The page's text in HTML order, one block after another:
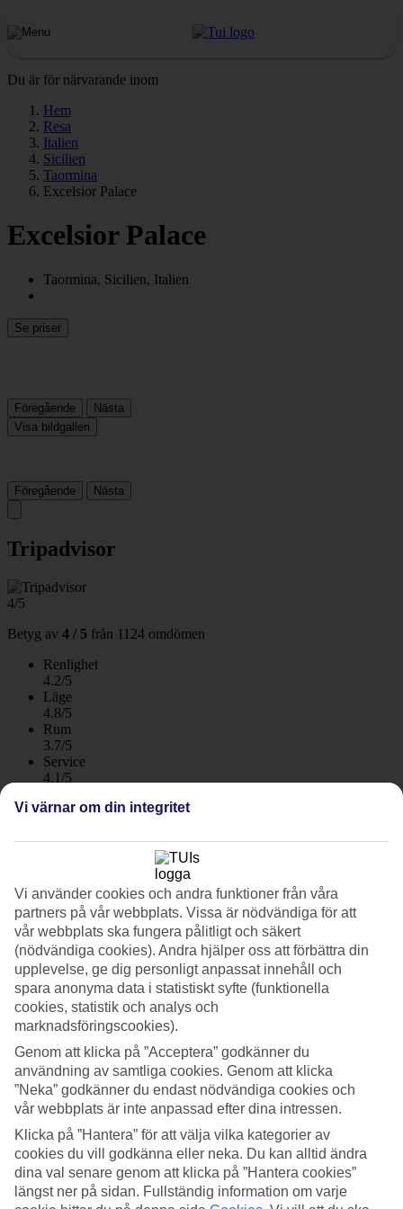
Du är för närvarande inom
Hem
Resa
Italien
Sicilien
Taormina
Excelsior Palace
Excelsior Palace
Taormina, Sicilien, Italien
Se priser
Föregående
Nästa
Visa bildgalleri
Föregående Nästa
Tripadvisor
4/5
Betyg av 4 / 5 från 1124 omdömen
Renlighet
4.2/5
Läge
4.8/5
Rum
3.7/5
Service
4.1/5
4/5
3.7/5
4*
Officiell klassificering
WiFi
Välkänt hotell med anor från 20-talet
Nära stadsporten Porta Catania i Taorminas historiska centrum ligger
det välkända hotellet Excelsior Palace med anor från 1920-talet.
Gågatan Corso Umberto med designbutiker ligger runt hörnet och
från poolområdet har du utsikt över havet och Naxosbukten.
Atmosfären på hotellet är lugn och vuxen och passar utmärkt för par.
Förutom en stor parkliknande trädgård med palmer, grusgångar och
pinjeträd har Excelsior Palace även bibliotek och sällskapsrum i
brittisk kolonialstil. WiFi inom hela hotellet utan kostnad.
Boka halvpension
Vi värnar om din integritet
Vi använder cookies och andra funktioner från våra
partners på vår webbplats. Vissa är nödvändiga för att
vår webbplats ska fungera pålitligt och säkert
(nödvändiga cookies). Andra hjälper oss att förbättra din
upplevelse, ge dig personligt anpassat innehåll och
spara anonyma data i statistiskt syfte (funktionella
cookies, statistik och analys och
marknadsföringscookies).
Genom att klicka på ”Acceptera” godkänner du
användning av samtliga cookies. Genom att klicka
”Neka” godkänner du endast nödvändiga cookies och
vår webbplats är inte anpassad efter dina intressen.
Klicka på ”Hantera” för att välja vilka kategorier av
cookies du vill godkänna eller neka. Du kan alltid ändra
dina val senare genom att klicka på ”Hantera cookies”
längst ner på sidan. Fullständig information om varje